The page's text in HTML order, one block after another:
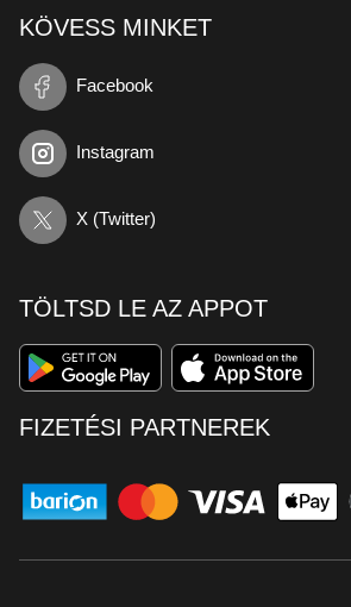
KÖVESS MINKET
Facebook
Instagram
X (Twitter)
TÖLTSD LE AZ APPOT
FIZETÉSI PARTNEREK